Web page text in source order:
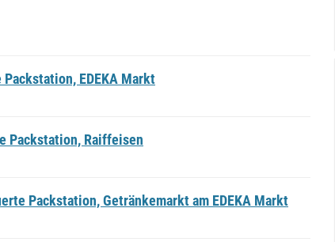
EDEKA Markt
Packstation, Raiffeisen
Packstation, Getränkemarkt am EDEKA Markt